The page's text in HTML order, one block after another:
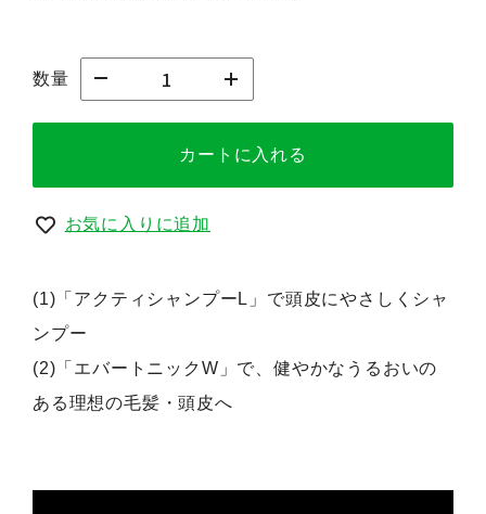
数量
カートに入れる
お気に入りに追加
(1)「アクティシャンプーL」で頭皮にやさしくシャ
ンプー
(2)「エバートニックW」で、健やかなうるおいの
ある理想の毛髪・頭皮へ